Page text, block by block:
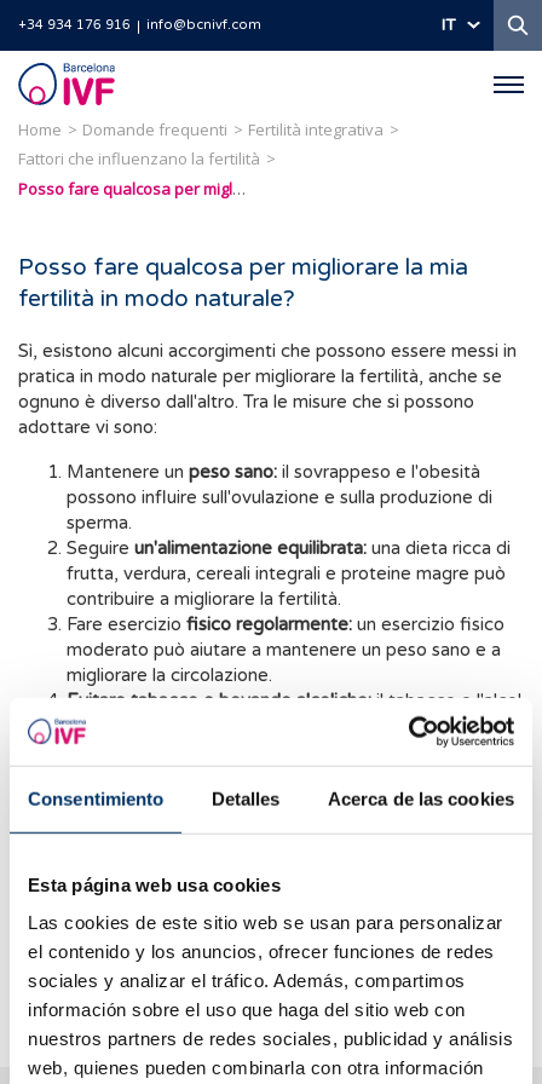
Consentimiento Detalles Acerca de las cookies
Esta página web usa cookies
Las cookies de este sitio web se usan para personalizar
el contenido y los anuncios, ofrecer funciones de redes
sociales y analizar el tráfico. Además, compartimos
información sobre el uso que haga del sitio web con
nuestros partners de redes sociales, publicidad y análisis
web, quienes pueden combinarla con otra información
+34 934 176 916 info@bcnivf.com IT
Barcelona
IVF
Home Domande frequenti
Fertilità integrativa
Fattori che influenzano la fertilità
Posso fare qualcosa per migliorare la mia fertilità in modo naturale?
Posso fare qualcosa per migliorare la mia
fertilità in modo naturale?
Sì, esistono alcuni accorgimenti che possono essere messi in
pratica in modo naturale per migliorare la fertilità, anche se
ognuno è diverso dall'altro. Tra le misure che si possono
adottare vi sono:
Mantenere un peso sano: il sovrappeso e l'obesità
possono influire sull'ovulazione e sulla produzione di
sperma.
Seguire un'alimentazione equilibrata: una dieta ricca di
frutta, verdura, cereali integrali e proteine magre può
contribuire a migliorare la fertilità.
Fare esercizio fisico regolarmente: un esercizio fisico
moderato può aiutare a mantenere un peso sano e a
migliorare la circolazione.
Evitare tabacco e bevande alcoliche: il tabacco e l'alcol
possono influire negativamente sulla fertilità.
Ridurre lo stress:
lo stress cronico può influire
Dormire a sufficienza:il sonno è essenziale per il
benessere generale e può influire sulla fertilità.
l'acido folico, la vitamina C e la vitamina E, possono
Tuttavia, è importante ricordare che questi cambiamenti
nello stile di vita non sostituiscono le cure mediche se si
vuole ottenere una gravidanza.